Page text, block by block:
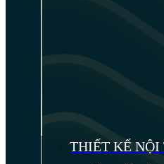
THIẾT KẾ